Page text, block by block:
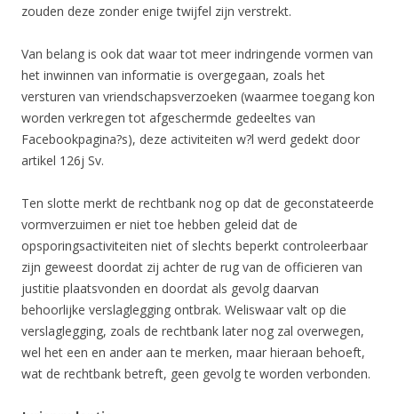
zouden deze zonder enige twijfel zijn verstrekt.
Van belang is ook dat waar tot meer indringende vormen van
het inwinnen van informatie is overgegaan, zoals het
versturen van vriendschapsverzoeken (waarmee toegang kon
worden verkregen tot afgeschermde gedeeltes van
Facebookpagina?s), deze activiteiten w?l werd gedekt door
artikel 126j Sv.
Ten slotte merkt de rechtbank nog op dat de geconstateerde
vormverzuimen er niet toe hebben geleid dat de
opsporingsactiviteiten niet of slechts beperkt controleerbaar
zijn geweest doordat zij achter de rug van de officieren van
justitie plaatsvonden en doordat als gevolg daarvan
behoorlijke verslaglegging ontbrak. Weliswaar valt op die
verslaglegging, zoals de rechtbank later nog zal overwegen,
wel het een en ander aan te merken, maar hieraan behoeft,
wat de rechtbank betreft, geen gevolg te worden verbonden.